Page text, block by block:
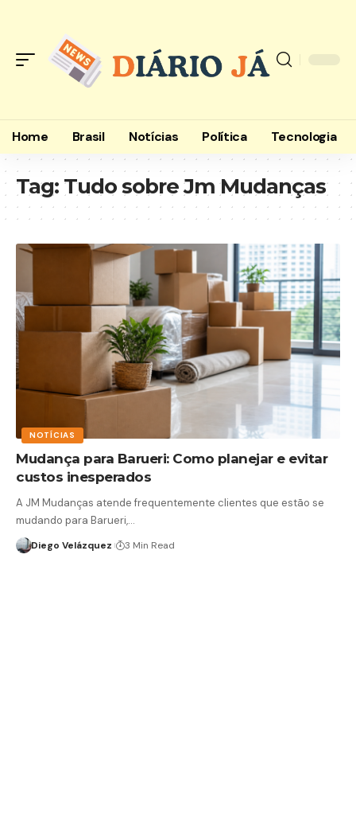
Home Brasil Notícias Política Tecnologia
Tag: Tudo sobre Jm Mudanças
NOTÍCIAS
Mudança para Barueri: Como planejar e evitar
custos inesperados
A JM Mudanças atende frequentemente clientes que estão se
mudando para Barueri,…
Diego Velázquez 3 Min Read